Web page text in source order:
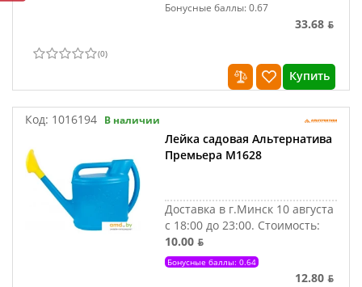
Бонусные баллы: 0.67
33.68 ƃ
(0)
Купить
Код: 1016194 В наличии
Лейка садовая Альтернатива
Премьера М1628
Доставка в г.Минск 10 августа
с 18:00 до 23:00. Стоимость:
10.00 ƃ
Бонусные баллы: 0.64
12.80 ƃ